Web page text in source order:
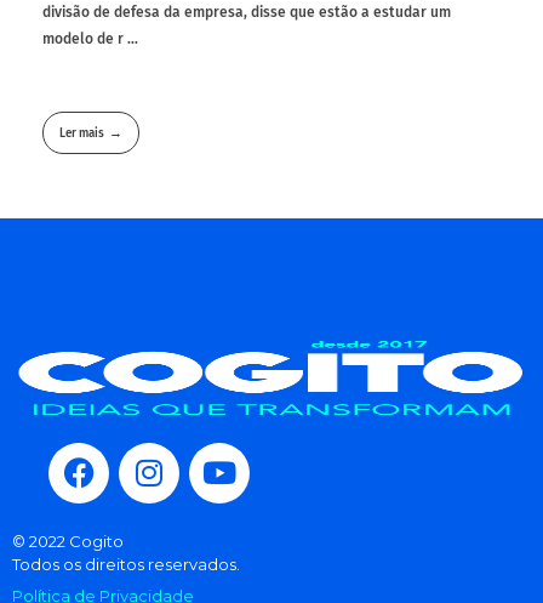
divisão de defesa da empresa, disse que estão a estudar um
modelo de r ...
Ler mais
© 2022 Cogito
Todos os direitos reservados.
Política de Privacidade